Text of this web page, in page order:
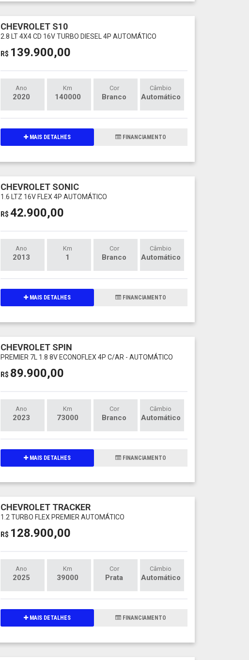
CHEVROLET S10
2.8 LT 4X4 CD 16V TURBO DIESEL 4P AUTOMÁTICO
R$ 139.900,00
Ano
2020
Km
140000
Cor
Branco
Câmbio
Automático
MAIS DETALHES FINANCIAMENTO
CHEVROLET SONIC
1.6 LTZ 16V FLEX 4P AUTOMÁTICO
R$ 42.900,00
Ano
2013
Km
1
Cor
Branco
Câmbio
Automático
MAIS DETALHES FINANCIAMENTO
CHEVROLET SPIN
PREMIER 7L 1.8 8V ECONOFLEX 4P C/AR - AUTOMÁTICO
R$ 89.900,00
Ano
2023
Km
73000
Cor
Branco
Câmbio
Automático
MAIS DETALHES FINANCIAMENTO
CHEVROLET TRACKER
1.2 TURBO FLEX PREMIER AUTOMÁTICO
R$ 128.900,00
Ano
2025
Km
39000
Cor
Prata
Câmbio
Automático
MAIS DETALHES FINANCIAMENTO